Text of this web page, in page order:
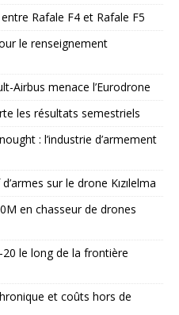
Rafale F4 et Rafale F5
le renseignement
Airbus menace l’Eurodrone
les résultats semestriels
: l’industrie d’armement
sur le drone Kızılelma
en chasseur de drones
le long de la frontière
et coûts hors de